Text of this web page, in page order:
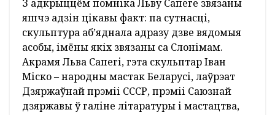
З адкрыццём помніка Льву Сапеге звязаны
яшчэ адзін цікавы факт: па сутнасці,
скульптура аб’яднала адразу дзве вядомыя
асобы, імёны якіх звязаны са Слонімам.
Акрамя Льва Сапегі, гэта скульптар Іван
Міско – народны мастак Беларусі, лаўрэат
Дзяржаўнай прэміі СССР, прэміі Саюзнай
дзяржавы ў галіне літаратуры і мастацтва,